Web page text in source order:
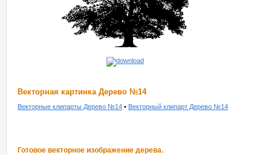
Векторная картинка Дерево №14
Векторные клипарты Дерево №14 • Векторный клипарт Дерево №14
Готовое векторное изображение дерева.